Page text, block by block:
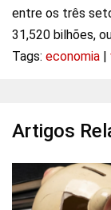
entre os três
31,520 bilhões,
Tags: economia |
Artigos